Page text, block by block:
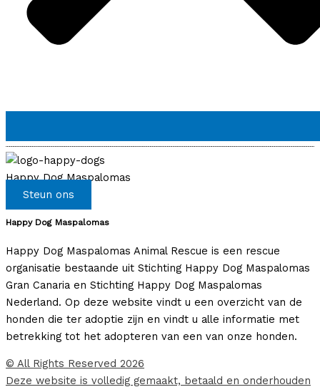
Happy Dog Maspalomas
Steun ons
Happy Dog Maspalomas
Happy Dog Maspalomas Animal Rescue is een rescue
organisatie bestaande uit Stichting Happy Dog Maspalomas
Gran Canaria en Stichting Happy Dog Maspalomas
Nederland. Op deze website vindt u een overzicht van de
honden die ter adoptie zijn en vindt u alle informatie met
betrekking tot het adopteren van een van onze honden.
© All Rights Reserved 2026
Deze website is volledig gemaakt, betaald en onderhouden